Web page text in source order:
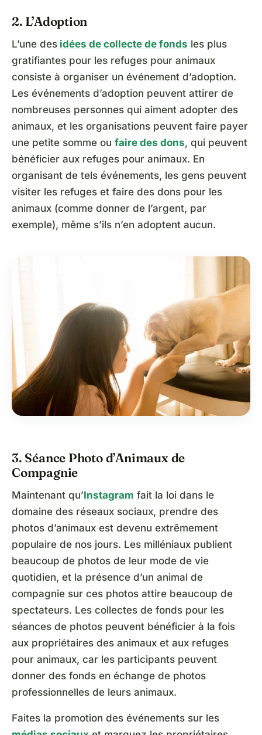
2. L’Adoption
L’une des idées de collecte de fonds les plus
gratifiantes pour les refuges pour animaux
consiste à organiser un événement d’adoption.
Les événements d’adoption peuvent attirer de
nombreuses personnes qui aiment adopter des
animaux, et les organisations peuvent faire payer
une petite somme ou faire des dons, qui peuvent
bénéficier aux refuges pour animaux. En
organisant de tels événements, les gens peuvent
visiter les refuges et faire des dons pour les
animaux (comme donner de l’argent, par
exemple), même s’ils n’en adoptent aucun.
3. Séance Photo d’Animaux de
Compagnie
Maintenant qu’Instagram fait la loi dans le
domaine des réseaux sociaux, prendre des
photos d’animaux est devenu extrêmement
populaire de nos jours. Les milléniaux publient
beaucoup de photos de leur mode de vie
quotidien, et la présence d’un animal de
compagnie sur ces photos attire beaucoup de
spectateurs. Les collectes de fonds pour les
séances de photos peuvent bénéficier à la fois
aux propriétaires des animaux et aux refuges
pour animaux, car les participants peuvent
donner des fonds en échange de photos
professionnelles de leurs animaux.
Faites la promotion des événements sur les